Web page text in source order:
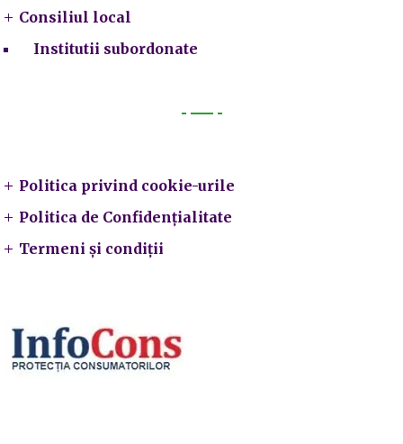
Consiliul local
Institutii subordonate
Politica privind cookie-urile
Politica de Confidențialitate
Termeni și condiții